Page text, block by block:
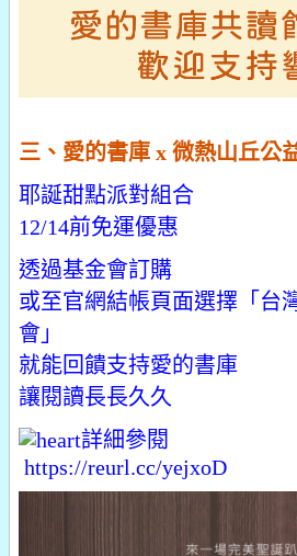
三、愛的書庫 x 微熱山丘公
耶誕甜點派對組合
12/14前免運優惠
透過基金會訂購
或至官網結帳頁面選擇「台
會」
就能回饋支持愛的書庫
讓閱讀長長久久
詳細參閱
https://reurl.cc/yejxoD